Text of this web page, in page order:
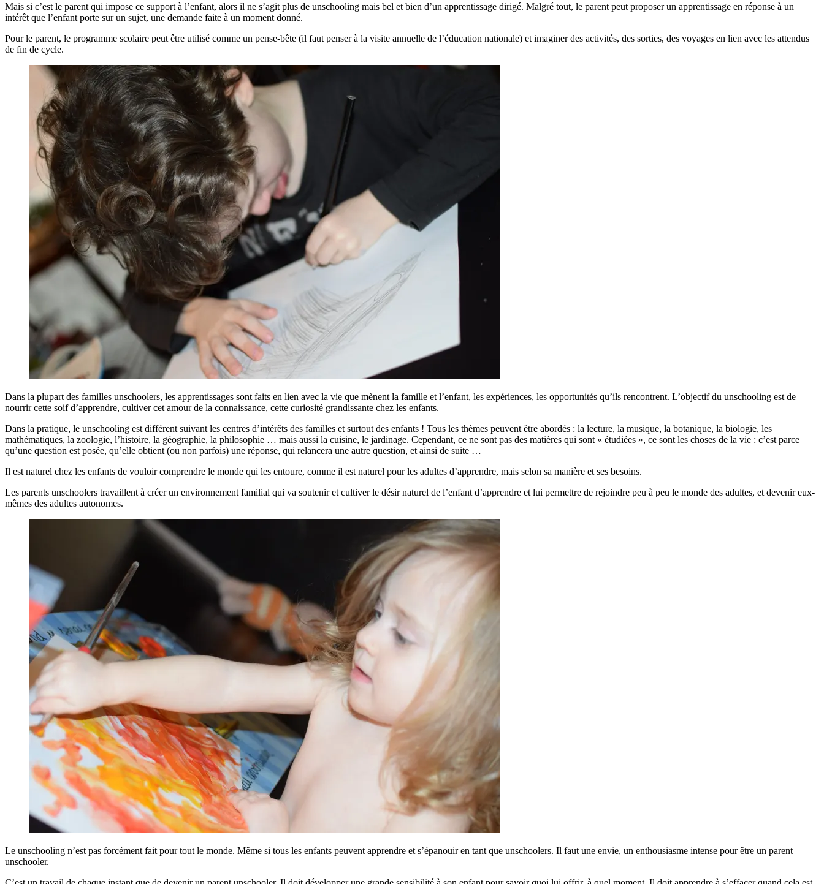
Mais si c’est le parent qui impose ce support à l’enfant, alors il ne s’agit plus de unschooling mais bel et bien d’un apprentissage dirigé. Malgré tout, le parent peut proposer un apprentissage en réponse à un
intérêt que l’enfant porte sur un sujet, une demande faite à un moment donné.
Pour le parent, le programme scolaire peut être utilisé comme un pense-bête (il faut penser à la visite annuelle de l’éducation nationale) et imaginer des activités, des sorties, des voyages en lien avec les attendus
de fin de cycle.
Dans la plupart des familles unschoolers, les apprentissages sont faits en lien avec la vie que mènent la famille et l’enfant, les expériences, les opportunités qu’ils rencontrent. L’objectif du unschooling est de
nourrir cette soif d’apprendre, cultiver cet amour de la connaissance, cette curiosité grandissante chez les enfants.
Dans la pratique, le unschooling est différent suivant les centres d’intérêts des familles et surtout des enfants ! Tous les thèmes peuvent être abordés : la lecture, la musique, la botanique, la biologie, les
mathématiques, la zoologie, l’histoire, la géographie, la philosophie … mais aussi la cuisine, le jardinage. Cependant, ce ne sont pas des matières qui sont « étudiées », ce sont les choses de la vie : c’est parce
qu’une question est posée, qu’elle obtient (ou non parfois) une réponse, qui relancera une autre question, et ainsi de suite …
Il est naturel chez les enfants de vouloir comprendre le monde qui les entoure, comme il est naturel pour les adultes d’apprendre, mais selon sa manière et ses besoins.
Les parents unschoolers travaillent à créer un environnement familial qui va soutenir et cultiver le désir naturel de l’enfant d’apprendre et lui permettre de rejoindre peu à peu le monde des adultes, et devenir eux-
mêmes des adultes autonomes.
Le unschooling n’est pas forcément fait pour tout le monde. Même si tous les enfants peuvent apprendre et s’épanouir en tant que unschoolers. Il faut une envie, un enthousiasme intense pour être un parent
unschooler.